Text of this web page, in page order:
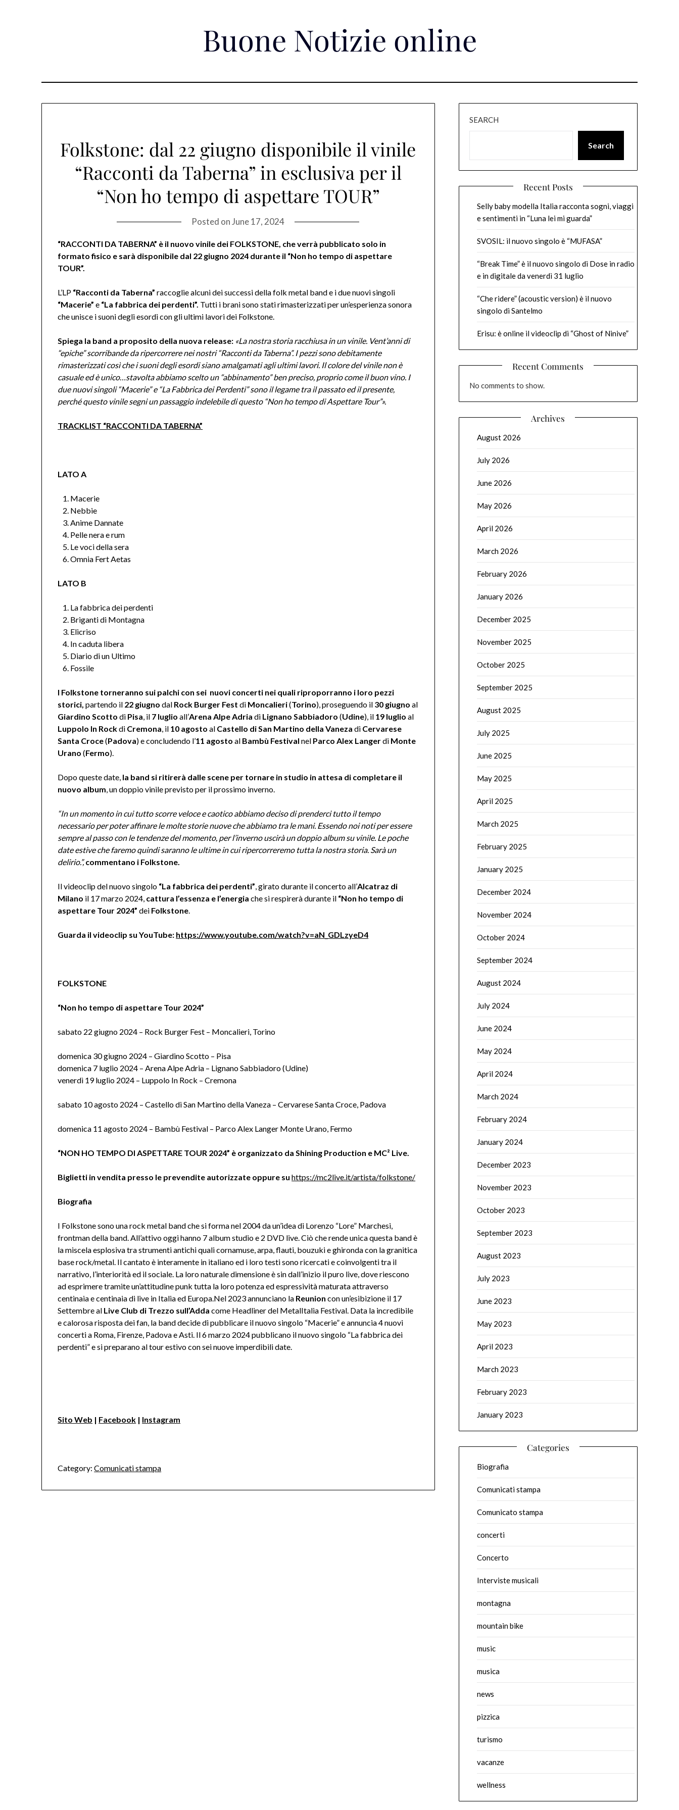
Buone Notizie online
Folkstone: dal 22 giugno disponibile il vinile
“Racconti da Taberna” in esclusiva per il
“Non ho tempo di aspettare TOUR”
Posted onJune 17, 2024
“RACCONTI DA TABERNA” è il nuovo vinile dei FOLKSTONE, che verrà pubblicato solo in
formato fisico e sarà disponibile dal 22 giugno 2024 durante il “Non ho tempo di aspettare
TOUR”.
L’LP “Racconti da Taberna” raccoglie alcuni dei successi della folk metal band e i due nuovi singoli
“Macerie” e “La fabbrica dei perdenti”. Tutti i brani sono stati rimasterizzati per un’esperienza sonora
che unisce i suoni degli esordi con gli ultimi lavori dei Folkstone.
Spiega la band a proposito della nuova release: «La nostra storia racchiusa in un vinile. Vent’anni di
“epiche” scorribande da ripercorrere nei nostri “Racconti da Taberna”. I pezzi sono debitamente
rimasterizzati così che i suoni degli esordi siano amalgamati agli ultimi lavori. Il colore del vinile non è
casuale ed è unico…stavolta abbiamo scelto un “abbinamento” ben preciso, proprio come il buon vino. I
due nuovi singoli “Macerie” e “La Fabbrica dei Perdenti” sono il legame tra il passato ed il presente,
perché questo vinile segni un passaggio indelebile di questo “Non ho tempo di Aspettare Tour”».
TRACKLIST “RACCONTI DA TABERNA”
LATO A
Macerie
Nebbie
Anime Dannate
Pelle nera e rum
Le voci della sera
Omnia Fert Aetas
LATO B
La fabbrica dei perdenti
Briganti di Montagna
Elicriso
In caduta libera
Diario di un Ultimo
Fossile
I Folkstone torneranno sui palchi con sei nuovi concerti nei quali riproporranno i loro pezzi
storici, partendo il 22 giugno dal Rock Burger Fest di Moncalieri(Torino), proseguendo il 30 giugnoal
Giardino Scotto di Pisa, il 7 luglio all’Arena Alpe Adriadi Lignano Sabbiadoro (Udine), il 19 luglio al
Luppolo In Rockdi Cremona, il 10 agosto al Castello di San Martino della Vaneza di Cervarese
Santa Croce(Padova) e concludendo l’11 agostoal Bambù Festival nel Parco Alex Langerdi Monte
Urano (Fermo).
Dopo queste date, la band si ritirerà dalle scene per tornare in studio in attesa di completare il
nuovo album, un doppio vinile previsto per il prossimo inverno.
“In un momento in cui tutto scorre veloce e caotico abbiamo deciso di prenderci tutto il tempo
necessario per poter affinare le molte storie nuove che abbiamo tra le mani. Essendo noi noti per essere
sempre al passo con le tendenze del momento, per l’inverno uscirà un doppio album su vinile. Le poche
date estive che faremo quindi saranno le ultime in cui ripercorreremo tutta la nostra storia. Sarà un
delirio.”, commentano i Folkstone.
Il videoclip del nuovo singolo “La fabbrica dei perdenti”, girato durante il concerto all’Alcatraz di
Milano il 17 marzo 2024, cattura l’essenza e l’energia che si respirerà durante il “Non ho tempo di
aspettare Tour 2024”dei Folkstone.
Guarda il videoclip su YouTube: https://www.youtube.com/watch?v=aN_GDLzyeD4
FOLKSTONE
“Non ho tempo di aspettare Tour 2024”
sabato 22 giugno 2024 – Rock Burger Fest – Moncalieri, Torino
domenica 30 giugno 2024 – Giardino Scotto – Pisa
domenica 7 luglio 2024 – Arena Alpe Adria – Lignano Sabbiadoro (Udine)
venerdì 19 luglio 2024 – Luppolo In Rock – Cremona
sabato 10 agosto 2024 – Castello di San Martino della Vaneza – Cervarese Santa Croce, Padova
domenica 11 agosto 2024 – Bambù Festival – Parco Alex Langer Monte Urano, Fermo
“NON HO TEMPO DI ASPETTARE TOUR 2024” è organizzato da Shining Production e MC² Live.
Biglietti in vendita presso le prevendite autorizzate oppure su https://mc2live.it/artista/folkstone/
Biografia
I Folkstone sono una rock metal band che si forma nel 2004 da un’idea di Lorenzo “Lore” Marchesi,
frontman della band. All’attivo oggi hanno 7 album studio e 2 DVD live. Ciò che rende unica questa band è
la miscela esplosiva tra strumenti antichi quali cornamuse, arpa, flauti, bouzuki e ghironda con la granitica
base rock/metal. Il cantato è interamente in italiano ed i loro testi sono ricercati e coinvolgenti tra il
narrativo, l’interiorità ed il sociale. La loro naturale dimensione è sin dall’inizio il puro live, dove riescono
ad esprimere tramite un’attitudine punk tutta la loro potenza ed espressività maturata attraverso
centinaia e centinaia di live in Italia ed Europa.Nel 2023 annunciano la Reunion con un’esibizione il 17
Settembre al Live Club di Trezzo sull’Adda come Headliner del MetalItalia Festival. Data la incredibile
e calorosa risposta dei fan, la band decide di pubblicare il nuovo singolo “Macerie” e annuncia 4 nuovi
concerti a Roma, Firenze, Padova e Asti. Il 6 marzo 2024 pubblicano il nuovo singolo “La fabbrica dei
perdenti” e si preparano al tour estivo con sei nuove imperdibili date.
Sito Web | Facebook | Instagram
Category: Comunicati stampa
SEARCH
Search
Recent Posts
Selly baby modella Italia racconta sogni, viaggi
e sentimenti in “Luna lei mi guarda”
SVOSIL: il nuovo singolo è “MUFASA”
“Break Time” è il nuovo singolo di Dose in radio
e in digitale da venerdì 31 luglio
“Che ridere” (acoustic version) è il nuovo
singolo di Santelmo
Erisu: è online il videoclip di “Ghost of Ninive”
Recent Comments
No comments to show.
Archives
August 2026
July 2026
June 2026
May 2026
April 2026
March 2026
February 2026
January 2026
December 2025
November 2025
October 2025
September 2025
August 2025
July 2025
June 2025
May 2025
April 2025
March 2025
February 2025
January 2025
December 2024
November 2024
October 2024
September 2024
August 2024
July 2024
June 2024
May 2024
April 2024
March 2024
February 2024
January 2024
December 2023
November 2023
October 2023
September 2023
August 2023
July 2023
June 2023
May 2023
April 2023
March 2023
February 2023
January 2023
Categories
Biografia
Comunicati stampa
Comunicato stampa
concerti
Concerto
Interviste musicali
montagna
mountain bike
music
musica
news
pizzica
turismo
vacanze
wellness